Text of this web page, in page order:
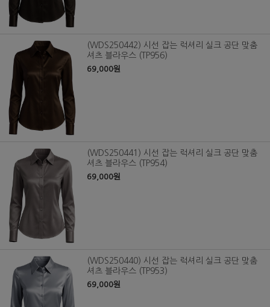
(WDS250442) 시선 잡는 럭셔리 실크 공단 맞춤
셔츠 블라우스 (TP956)
69,000원
(WDS250441) 시선 잡는 럭셔리 실크 공단 맞춤
셔츠 블라우스 (TP954)
69,000원
(WDS250440) 시선 잡는 럭셔리 실크 공단 맞춤
셔츠 블라우스 (TP953)
69,000원